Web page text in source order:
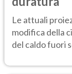
Le attuali
modifica della
del caldo fuori